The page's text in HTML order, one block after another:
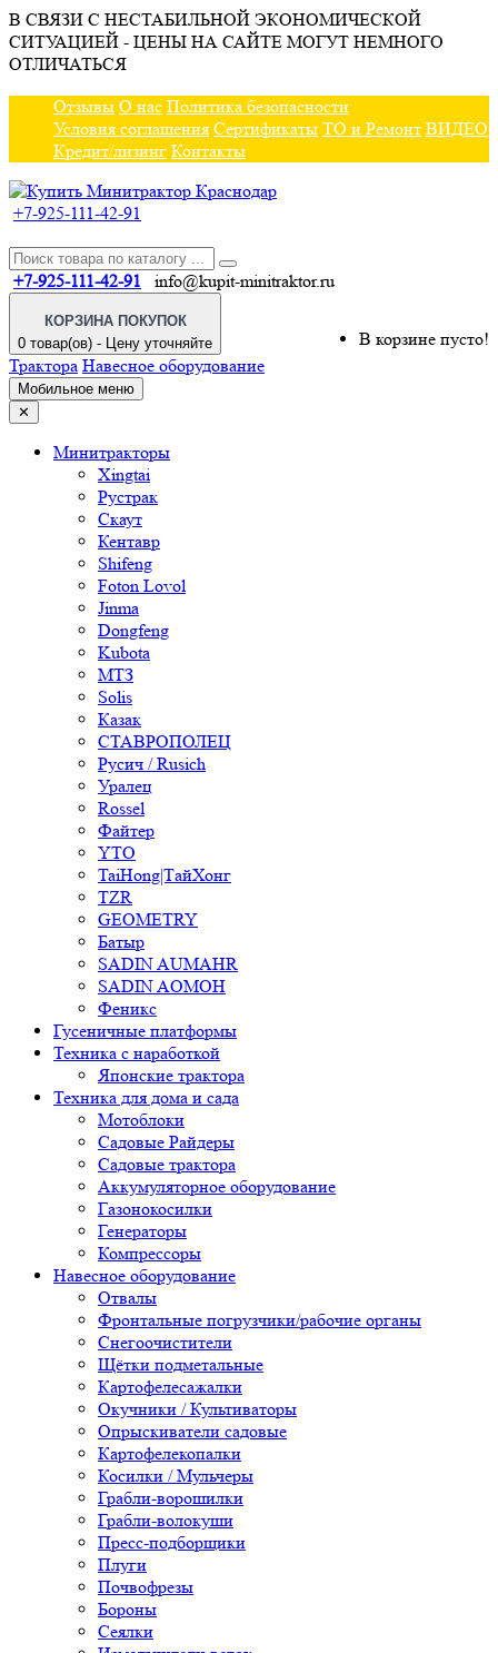
В СВЯЗИ С НЕСТАБИЛЬНОЙ ЭКОНОМИЧЕСКОЙ
СИТУАЦИЕЙ - ЦЕНЫ НА САЙТЕ МОГУТ НЕМНОГО
ОТЛИЧАТЬСЯ
Отзывы О нас Политика безопасности
Условия соглашения Сертификаты ТО и Ремонт ВИДЕО
Кредит/лизинг Контакты
+7-925-111-42-91
+7-925-111-42-91 info@kupit-minitraktor.ru
КОРЗИНА ПОКУПОК
0 товар(ов) - Цену уточняйте
В корзине пусто!
Трактора Навесное оборудование
Мобильное меню
✕
Минитракторы
Xingtai
Рустрак
Скаут
Кентавр
Shifeng
Foton Lovol
Jinma
Dongfeng
Kubota
МТЗ
Solis
Казак
СТАВРОПОЛЕЦ
Русич / Rusich
Уралец
Rossel
Файтер
YTO
TaiHong|ТайХонг
TZR
GEOMETRY
Батыр
SADIN AUMAHR
SADIN AOMOH
Феникс
Гусеничные платформы
Техника с наработкой
Японские трактора
Техника для дома и сада
Мотоблоки
Садовые Райдеры
Садовые трактора
Аккумуляторное оборудование
Газонокосилки
Генераторы
Компрессоры
Навесное оборудование
Отвалы
Фронтальные погрузчики/рабочие органы
Снегоочистители
Щётки подметальные
Картофелесажалки
Окучники / Культиваторы
Опрыскиватели садовые
Картофелекопалки
Косилки / Мульчеры
Грабли-ворошилки
Грабли-волокуши
Пресс-подборщики
Плуги
Почвофрезы
Бороны
Сеялки